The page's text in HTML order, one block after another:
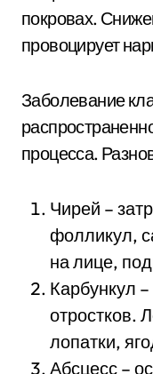
покровах.
провоцирует
Заболевание
процесса.
Чирей –
фолликул,
на лице,
Карбункул
отростков.
лопатки,
Абсцесс –